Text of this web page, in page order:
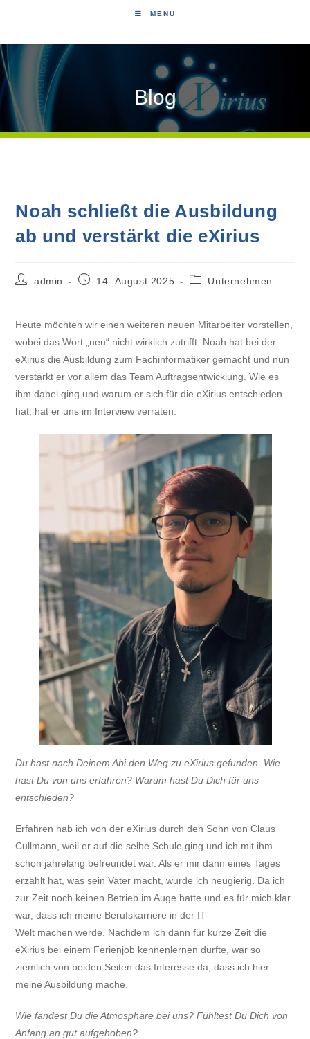
MENÜ
Blog
Noah schließt die Ausbildung
ab und verstärkt die eXirius
admin 14. August 2025 Unternehmen
Heute möchten wir einen weiteren neuen Mitarbeiter vorstellen,
wobei das Wort „neu“ nicht wirklich zutrifft. Noah hat bei der
eXirius die Ausbildung zum Fachinformatiker gemacht und nun
verstärkt er vor allem das Team Auftragsentwicklung. Wie es
ihm dabei ging und warum er sich für die eXirius entschieden
hat, hat er uns im Interview verraten.
Du hast nach Deinem Abi den Weg zu eXirius gefunden. Wie
hast Du von uns erfahren? Warum hast Du Dich für uns
entschieden?
Erfahren hab ich von der eXirius durch den Sohn von Claus
Cullmann, weil er auf die selbe Schule ging und ich mit ihm
schon jahrelang befreundet war. Als er mir dann eines Tages
erzählt hat, was sein Vater macht, wurde ich neugierig. Da ich
zur Zeit noch keinen Betrieb im Auge hatte und es für mich klar
war, dass ich meine Berufskarriere in der IT-
Welt machen werde. Nachdem ich dann für kurze Zeit die
eXirius bei einem Ferienjob kennenlernen durfte, war so
ziemlich von beiden Seiten das Interesse da, dass ich hier
meine Ausbildung mache.
Wie fandest Du die Atmosphäre bei uns? Fühltest Du Dich von
Anfang an gut aufgehoben?